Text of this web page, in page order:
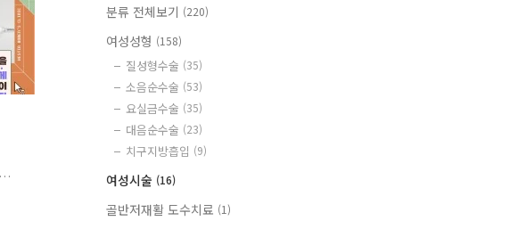
분류 전체보기 (220)
여성성형 (158)
질성형수술 (35)
소음순수술 (53)
요실금수술 (35)
대음순수술 (23)
치구지방흡입 (9)
여성시술 (16)
골반저재활 도수치료 (1)